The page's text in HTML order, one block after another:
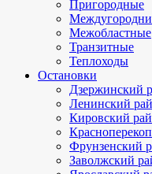
Пригородные
Межобластные
Транзитные
Теплоходы
Остановки
Дзержинский
Ленинский
Кировский
Фрунзенский
Заволжский